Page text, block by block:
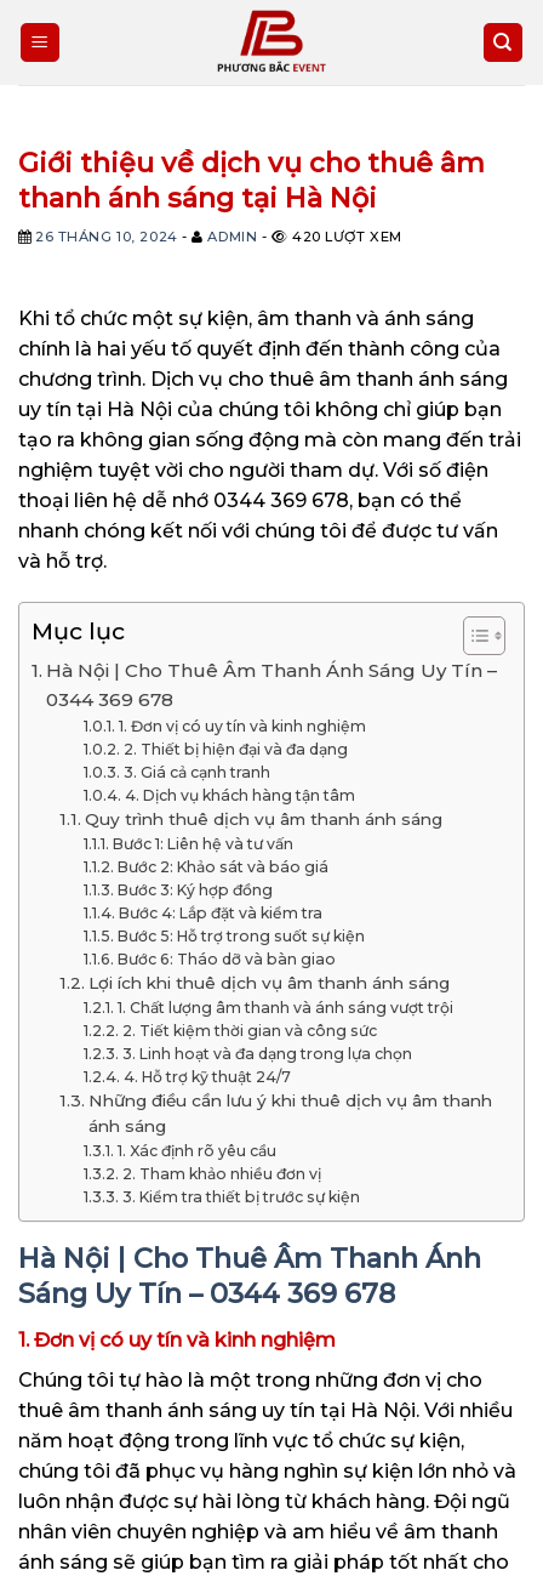
Giới thiệu về dịch vụ cho thuê âm
thanh ánh sáng tại Hà Nội
26 THÁNG 10, 2024 - ADMIN - 420 LƯỢT XEM
Khi tổ chức một sự kiện, âm thanh và ánh sáng
chính là hai yếu tố quyết định đến thành công của
chương trình. Dịch vụ cho thuê âm thanh ánh sáng
uy tín tại Hà Nội của chúng tôi không chỉ giúp bạn
tạo ra không gian sống động mà còn mang đến trải
nghiệm tuyệt vời cho người tham dự. Với số điện
thoại liên hệ dễ nhớ 0344 369 678, bạn có thể
nhanh chóng kết nối với chúng tôi để được tư vấn
và hỗ trợ.
Mục lục
Hà Nội | Cho Thuê Âm Thanh Ánh Sáng Uy Tín –
0344 369 678
1. Đơn vị có uy tín và kinh nghiệm
2. Thiết bị hiện đại và đa dạng
3. Giá cả cạnh tranh
4. Dịch vụ khách hàng tận tâm
Quy trình thuê dịch vụ âm thanh ánh sáng
Bước 1: Liên hệ và tư vấn
Bước 2: Khảo sát và báo giá
Bước 3: Ký hợp đồng
Bước 4: Lắp đặt và kiểm tra
Bước 5: Hỗ trợ trong suốt sự kiện
Bước 6: Tháo dỡ và bàn giao
Lợi ích khi thuê dịch vụ âm thanh ánh sáng
1. Chất lượng âm thanh và ánh sáng vượt trội
2. Tiết kiệm thời gian và công sức
3. Linh hoạt và đa dạng trong lựa chọn
4. Hỗ trợ kỹ thuật 24/7
Những điều cần lưu ý khi thuê dịch vụ âm thanh
ánh sáng
1. Xác định rõ yêu cầu
2. Tham khảo nhiều đơn vị
3. Kiểm tra thiết bị trước sự kiện
Hà Nội | Cho Thuê Âm Thanh Ánh
Sáng Uy Tín – 0344 369 678
1. Đơn vị có uy tín và kinh nghiệm
Chúng tôi tự hào là một trong những đơn vị cho
thuê âm thanh ánh sáng uy tín tại Hà Nội. Với nhiều
năm hoạt động trong lĩnh vực tổ chức sự kiện,
chúng tôi đã phục vụ hàng nghìn sự kiện lớn nhỏ và
luôn nhận được sự hài lòng từ khách hàng. Đội ngũ
nhân viên chuyên nghiệp và am hiểu về âm thanh
ánh sáng sẽ giúp bạn tìm ra giải pháp tốt nhất cho